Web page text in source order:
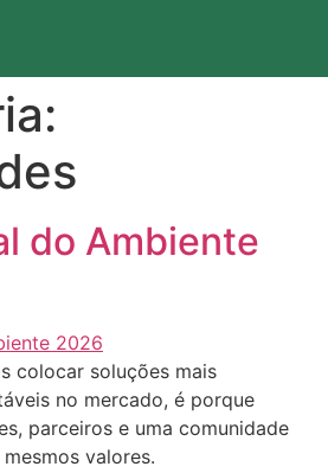
do Ambiente
colocar soluções mais
no mercado, é porque
parceiros e uma comunidade
valores.